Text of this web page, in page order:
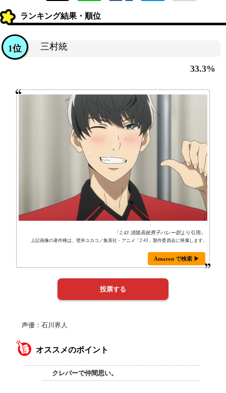
ランキング結果・順位
三村統
1位
33.3%
「2.43 清陰高校男子バレー部より引用」
上記画像の著作権は、壁井ユカコ／集英社・アニメ「2.43」製作委員会に帰属します。
Amazon で検索 ▶
声優：石川界人
オススメのポイント
クレバーで仲間思い。